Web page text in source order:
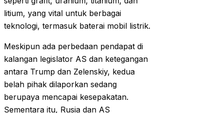
litium, yang vital untuk berbagai
teknologi, termasuk baterai mobil listrik.
Meskipun ada perbedaan pendapat di
kalangan legislator AS dan ketegangan
antara Trump dan Zelenskiy, kedua
belah pihak dilaporkan sedang
berupaya mencapai kesepakatan.
Sementara itu, Rusia dan AS